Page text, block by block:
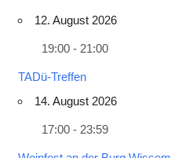
12. August 2026
19:00 - 21:00
TADü-Treffen
14. August 2026
17:00 - 23:59